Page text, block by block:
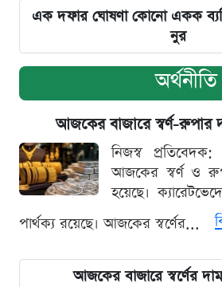
এক দফার ঘোষণা কোনো একক
নুর
অর্থনীতি
আজকের বাজারে স্বর্ণ-
নিজস্ব প্রতিবেদক:
আজকের স্বর্ণ ও
হয়েছে।
পার্থক্য রয়েছে। আজকের স্বর্ণের...
আজকের বাজারে স্বর্ণের